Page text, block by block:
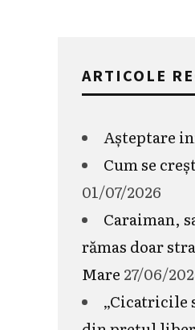
ARTICOLE
Așteptare
Cum se
01/07/2026
Caraiman,
rămas doar
Mare 27/06/
„Cicatricile